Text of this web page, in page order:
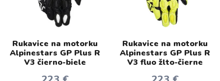
Rukavice na motorku
Alpinestars GP Plus R
V3 čierno-biele
Rukavice na motorku
Alpinestars GP Plus R
V3 fluo žlto-čierne